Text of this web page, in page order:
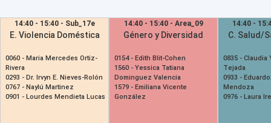
14:40 - 15:40 - Sub_17e
E. Violencia Doméstica
0060 - Maria Mercedes Ortiz-
Rivera
0293 - Dr. Irvyn E. Nieves-Rolón
0767 - Naylú Martinez
0901 - Lourdes Mendieta Lucas
14:40 - 15:40 - Area_09
Género y Diversidad
0154 - Edith Blit-Cohen
1560 - Yessica Tatiana
Dominguez Valencia
1579 - Emiliana Vicente
González
14:40 -
C. Salud/
0835 - Claudia
Tejada
0933 -
Mendoza
0976 - Laura